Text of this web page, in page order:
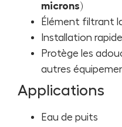
microns)
Élément filtrant
Installation
Protège les
autres
Applications
Eau de puits